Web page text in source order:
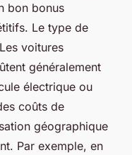
bon bonus
Le type de
voitures
généralement
électrique ou
coûts de
géographique
Par exemple, en